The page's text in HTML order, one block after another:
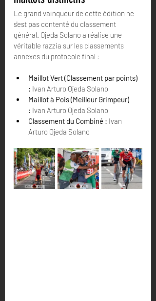
Le grand vainqueur de cette édition ne
s'est pas contenté du classement
général. Ojeda Solano a réalisé une
véritable razzia sur les classements
annexes du protocole final :
Maillot Vert (Classement par points)
: Ivan Arturo Ojeda Solano
Maillot à Pois (Meilleur Grimpeur)
: Ivan Arturo Ojeda Solano
Classement du Combiné : Ivan
Arturo Ojeda Solano